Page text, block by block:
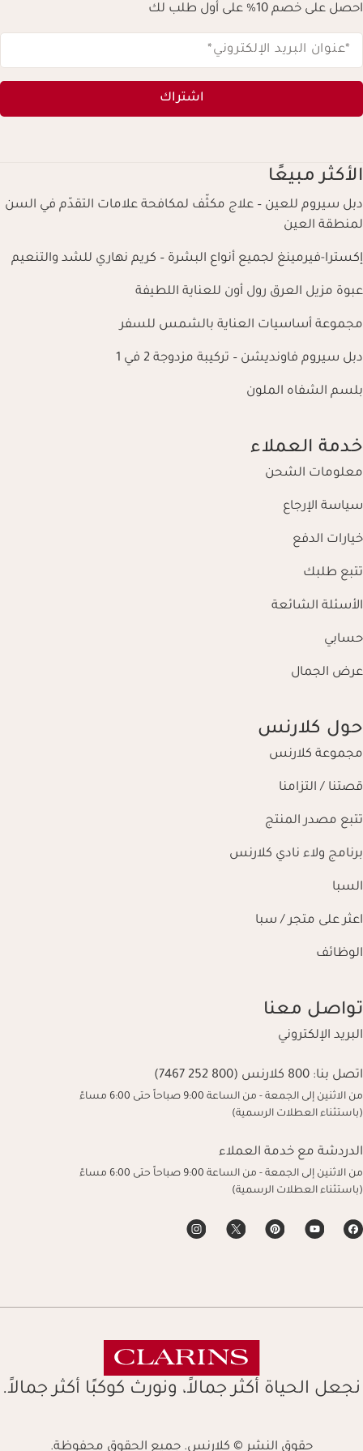
احصل على خصم 10% على أول طلب لك
*عنوان البريد الإلكتروني*
اشتراك
الأكثر مبيعًا
دبل سيروم للعين – علاج مكثّف لمكافحة علامات التقدّم في السن
لمنطقة العين
إكسترا-فيرمينغ لجميع أنواع البشرة – كريم نهاري للشد والتنعيم
عبوة مزيل العرق رول أون للعناية اللطيفة
مجموعة أساسيات العناية بالشمس للسفر
دبل سيروم فاونديشن – تركيبة مزدوجة 2 في 1
بلسم الشفاه الملون
خدمة العملاء
معلومات الشحن
سياسة الإرجاع
خيارات الدفع
تتبع طلبك
الأسئلة الشائعة
حسابي
عرض الجمال
حول كلارنس
مجموعة كلارنس
قصتنا / التزامنا
تتبع مصدر المنتج
برنامج ولاء نادي كلارنس
السبا
اعثر على متجر / سبا
الوظائف
تواصل معنا
البريد الإلكتروني
اتصل بنا: 800 كلارنس (800 252 7467)
من الاثنين إلى الجمعة - من الساعة 9:00 صباحاً حتى 6:00 مساءً
(باستثناء العطلات الرسمية)
الدردشة مع خدمة العملاء
من الاثنين إلى الجمعة - من الساعة 9:00 صباحاً حتى 6:00 مساءً
(باستثناء العطلات الرسمية)
نجعل الحياة أكثر جمالاً، ونورث كوكبًا أكثر جمالاً.
حقوق النشر © كلارنس. جميع الحقوق محفوظة.